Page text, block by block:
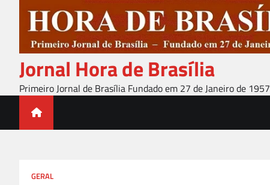
content
Jornal Hora de Brasília
Primeiro Jornal de Brasília Fundado em 27 de Janeiro de 1957
GERAL